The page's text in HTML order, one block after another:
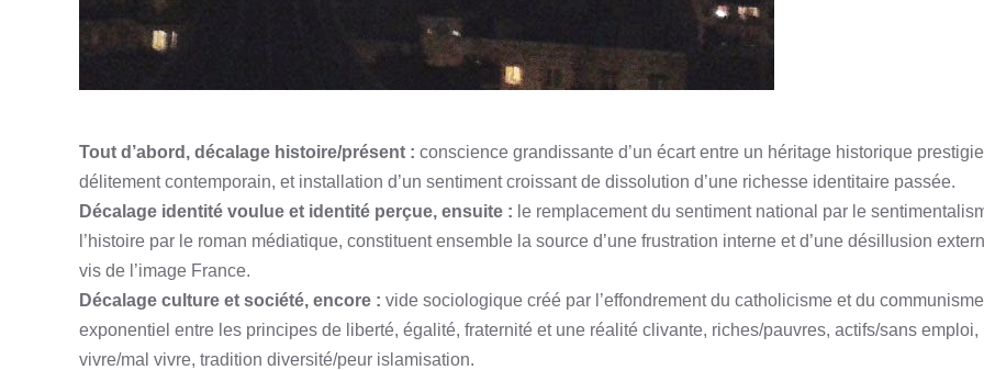
Tout d’abord, décalage histoire/présent : conscience grandissante d’un écart entre un héritage historique
délitement contemporain, et installation d’un sentiment croissant de dissolution d’une richesse identitaire passée.
Décalage identité voulue et identité perçue, ensuite : le remplacement du sentiment national par le
l’histoire par le roman médiatique, constituent ensemble la source d’une frustration interne et d’une désillusion
vis de l’image France.
Décalage culture et société, encore : vide sociologique créé par l’effondrement du catholicisme et du
exponentiel entre les principes de liberté, égalité, fraternité et une réalité clivante, riches/pauvres, actifs/sans emploi,
vivre/mal vivre, tradition diversité/peur islamisation.